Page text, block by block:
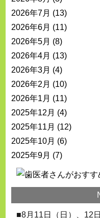
2026年7月 (13)
2026年6月 (11)
2026年5月 (8)
2026年4月 (13)
2026年3月 (4)
2026年2月 (10)
2026年1月 (11)
2025年12月 (4)
2025年11月 (12)
2025年10月 (6)
2025年9月 (7)
■8月11日（日）、12